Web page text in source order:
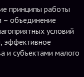
принципы работы
– объединение
условий
эффективное
и субъектами малого